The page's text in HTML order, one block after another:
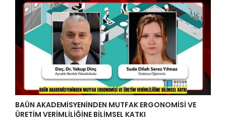
BAÜN AKADEMİSYENİNDEN MUTFAK ERGONOMİSİ VE
ÜRETİM VERİMLİLİĞİNE BİLİMSEL KATKI